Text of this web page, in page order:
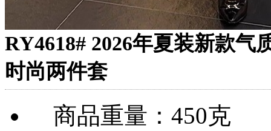
RY4618# 2026年夏装新款
时尚两件套
商品重量：450克